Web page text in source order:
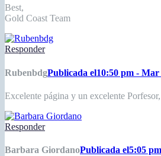
Best,
Gold Coast Team
Responder
RubenbdgPublicada el10:50 pm - Mar
Excelente página y un excelente
Responder
Barbara GiordanoPublicada el5:05